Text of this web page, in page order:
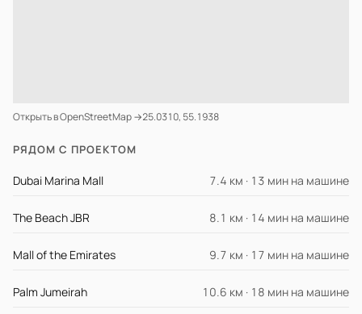
Открыть в OpenStreetMap →25.0310, 55.1938
РЯДОМ С ПРОЕКТОМ
Dubai Marina Mall 7.4 км · 13 мин на машине
The Beach JBR 8.1 км · 14 мин на машине
Mall of the Emirates 9.7 км · 17 мин на машине
Palm Jumeirah 10.6 км · 18 мин на машине